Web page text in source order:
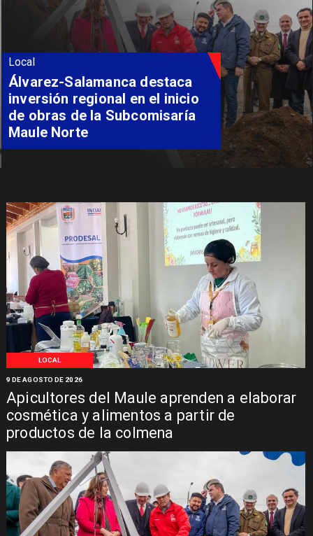
LOCAL
Apicultores del Maule aprenden a elaborar
cosmética y alimentos a partir de
productos de la colmena
9 DE AGOSTO DE 2026
Local
Álvarez-Salamanca destaca
inversión regional en el inicio
de obras de la Subcomisaría
Maule Norte